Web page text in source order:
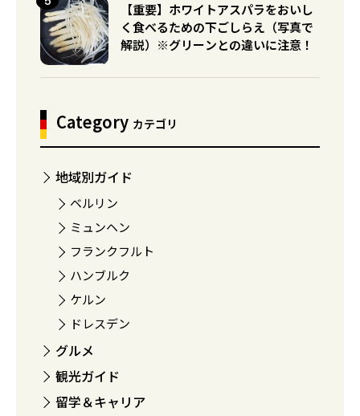
【重要】ホワイトアスパラをおいし
く食べるための下ごしらえ（写真で
解説）※グリーンとの違いに注意！
Category カテゴリ
地域別ガイド
ベルリン
ミュンヘン
フランクフルト
ハンブルク
ケルン
ドレスデン
グルメ
観光ガイド
留学＆キャリア